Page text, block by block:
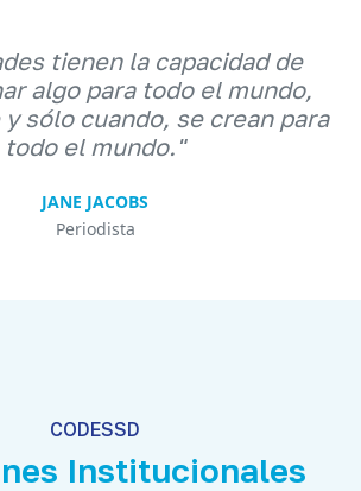
tienen la capacidad de
algo para todo el mundo,
sólo cuando, se crean para
todo el mundo."
JANE JACOBS
Periodista
CODESSD
Institucionales